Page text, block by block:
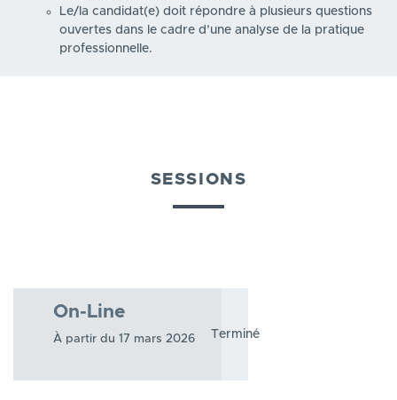
Le/la candidat(e) doit répondre à plusieurs questions
ouvertes dans le cadre d’une analyse de la pratique
professionnelle.
SESSIONS
On-Line
À partir du 17 mars 2026 Terminé